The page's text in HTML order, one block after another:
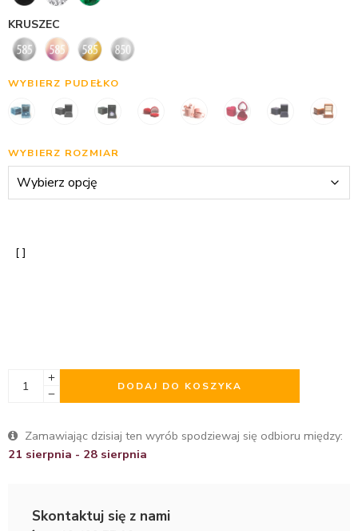
KRUSZEC
WYBIERZ PUDEŁKO
WYBIERZ ROZMIAR
DODAJ DO KOSZYKA
Zamawiając dzisiaj ten wyrób spodziewaj się odbioru między:
21 sierpnia - 28 sierpnia
Skontaktuj się z nami